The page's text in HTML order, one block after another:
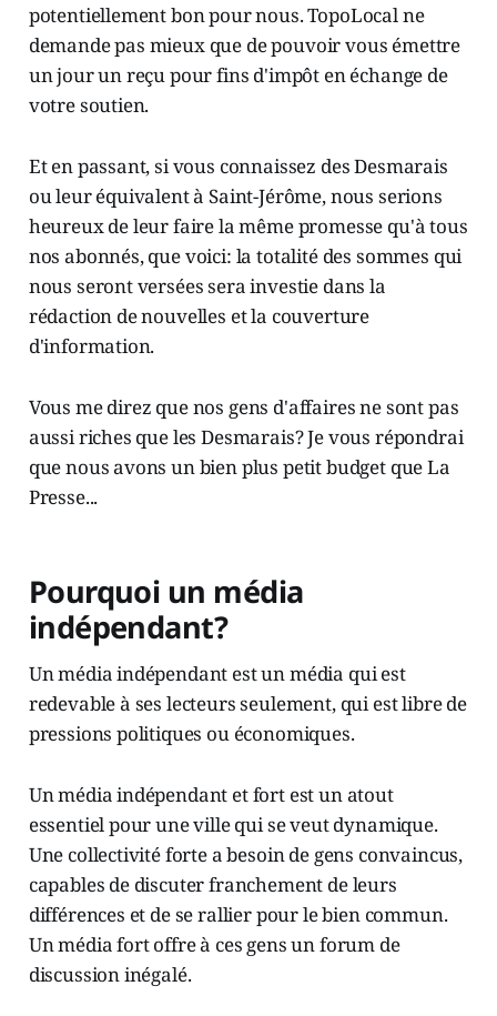
potentiellement bon pour nous. TopoLocal ne
demande pas mieux que de pouvoir vous émettre
un jour un reçu pour fins d'impôt en échange de
votre soutien.
Et en passant, si vous connaissez des Desmarais
ou leur équivalent à Saint-Jérôme, nous serions
heureux de leur faire la même promesse qu'à tous
nos abonnés, que voici: la totalité des sommes qui
nous seront versées sera investie dans la
rédaction de nouvelles et la couverture
d'information.
Vous me direz que nos gens d'affaires ne sont pas
aussi riches que les Desmarais? Je vous répondrai
que nous avons un bien plus petit budget que La
Presse...
Pourquoi un média
indépendant?
Un média indépendant est un média qui est
redevable à ses lecteurs seulement, qui est libre de
pressions politiques ou économiques.
Un média indépendant et fort est un atout
essentiel pour une ville qui se veut dynamique.
Une collectivité forte a besoin de gens convaincus,
capables de discuter franchement de leurs
différences et de se rallier pour le bien commun.
Un média fort offre à ces gens un forum de
discussion inégalé.